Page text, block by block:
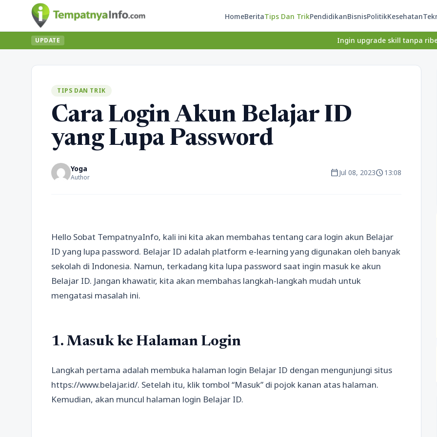
HomeBeritaTips Dan TrikPendidikanBisnisPolitikKesehatan
UPDATE Ingin upgrade skill tanpa ribet?
TIPS DAN TRIK
Cara Login Akun Belajar ID
yang Lupa Password
Yoga
Author calendar_todayJul 08, 2023schedule13:08
Hello Sobat TempatnyaInfo, kali ini kita akan membahas tentang cara login akun Belajar
ID yang lupa password. Belajar ID adalah platform e-learning yang digunakan oleh banyak
sekolah di Indonesia. Namun, terkadang kita lupa password saat ingin masuk ke akun
Belajar ID. Jangan khawatir, kita akan membahas langkah-langkah mudah untuk
mengatasi masalah ini.
1. Masuk ke Halaman Login
Langkah pertama adalah membuka halaman login Belajar ID dengan mengunjungi situs
https://www.belajar.id/. Setelah itu, klik tombol “Masuk” di pojok kanan atas halaman.
Kemudian, akan muncul halaman login Belajar ID.